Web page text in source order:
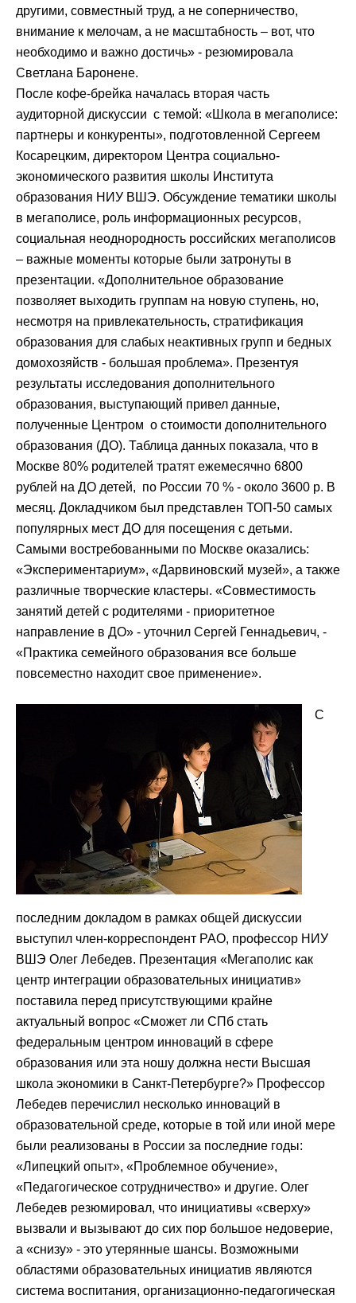
другими, совместный труд, а не соперничество,
внимание к мелочам, а не масштабность – вот, что
необходимо и важно достичь» - резюмировала
Светлана Баронене.
После кофе-брейка началась вторая часть
аудиторной дискуссии с темой: «Школа в мегаполисе:
партнеры и конкуренты», подготовленной Сергеем
Косарецким, директором Центра социально-
экономического развития школы Института
образования НИУ ВШЭ. Обсуждение тематики школы
в мегаполисе, роль информационных ресурсов,
социальная неоднородность российских мегаполисов
– важные моменты которые были затронуты в
презентации. «Дополнительное образование
позволяет выходить группам на новую ступень, но,
несмотря на привлекательность, стратификация
образования для слабых неактивных групп и бедных
домохозяйств - большая проблема». Презентуя
результаты исследования дополнительного
образования, выступающий привел данные,
полученные Центром о стоимости дополнительного
образования (ДО). Таблица данных показала, что в
Москве 80% родителей тратят ежемесячно 6800
рублей на ДО детей, по России 70 % - около 3600 р. В
месяц. Докладчиком был представлен ТОП-50 самых
популярных мест ДО для посещения с детьми.
Самыми востребованными по Москве оказались:
«Экспериментариум», «Дарвиновский музей», а также
различные творческие кластеры. «Совместимость
занятий детей с родителями - приоритетное
направление в ДО» - уточнил Сергей Геннадьевич, -
«Практика семейного образования все больше
повсеместно находит свое применение».
С
последним докладом в рамках общей дискуссии
выступил член-корреспондент РАО, профессор НИУ
ВШЭ Олег Лебедев. Презентация «Мегаполис как
центр интеграции образовательных инициатив»
поставила перед присутствующими крайне
актуальный вопрос «Сможет ли СПб стать
федеральным центром инноваций в сфере
образования или эта ношу должна нести Высшая
школа экономики в Санкт-Петербурге?» Профессор
Лебедев перечислил несколько инноваций в
образовательной среде, которые в той или иной мере
были реализованы в России за последние годы:
«Липецкий опыт», «Проблемное обучение»,
«Педагогическое сотрудничество» и другие. Олег
Лебедев резюмировал, что инициативы «сверху»
вызвали и вызывают до сих пор большое недоверие,
а «снизу» - это утерянные шансы. Возможными
областями образовательных инициатив являются
система воспитания, организационно-педагогическая